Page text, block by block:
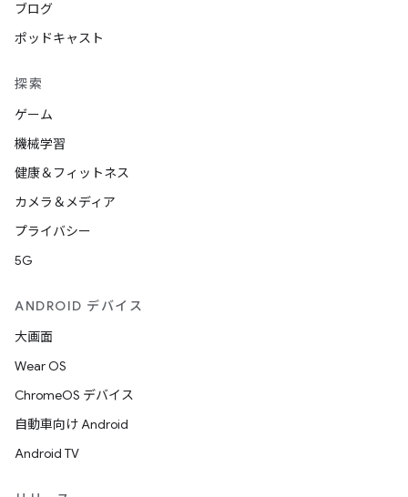
ブログ
ポッドキャスト
探索
ゲーム
機械学習
健康＆フィットネス
カメラ＆メディア
プライバシー
5G
ANDROID デバイス
大画面
Wear OS
ChromeOS デバイス
自動車向け Android
Android TV